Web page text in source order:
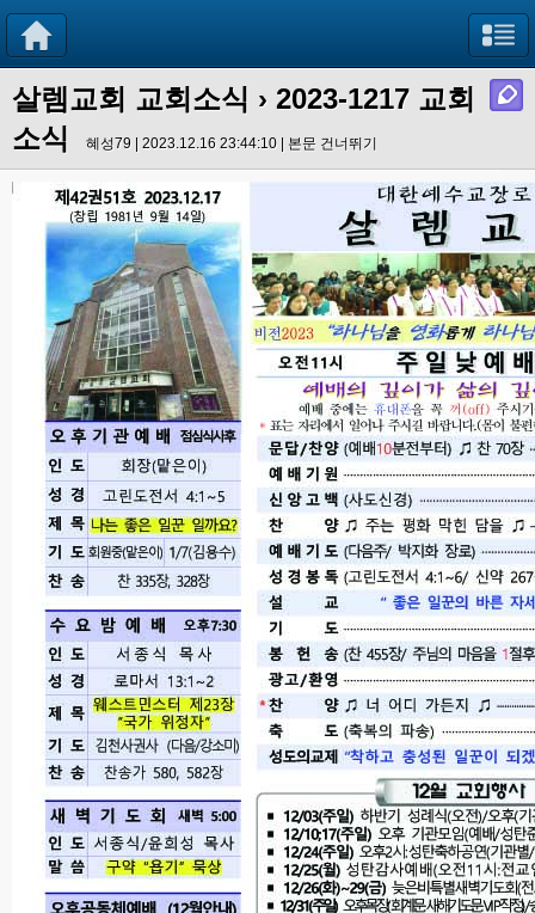
살렘교회 교회소식 › 2023-1217 교회
소식
혜성79 | 2023.12.16 23:44:10 | 본문 건너뛰기